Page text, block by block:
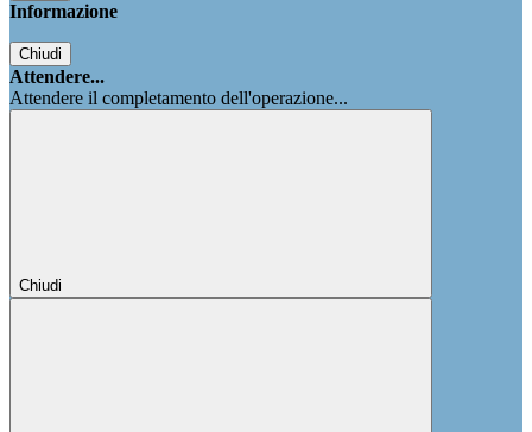
Informazione
Chiudi
Attendere...
Attendere il completamento dell'operazione...
Chiudi